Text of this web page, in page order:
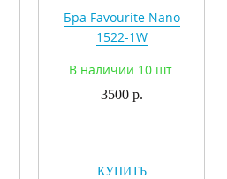
Бра Favourite Nano
1522-1W
В наличии 10 шт.
3500 р.
КУПИТЬ